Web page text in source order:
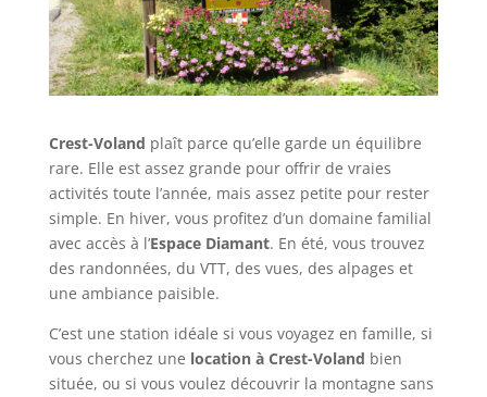
Crest-Voland plaît parce qu’elle garde un équilibre
rare. Elle est assez grande pour offrir de vraies
activités toute l’année, mais assez petite pour rester
simple. En hiver, vous profitez d’un domaine familial
avec accès à l’Espace Diamant. En été, vous trouvez
des randonnées, du VTT, des vues, des alpages et
une ambiance paisible.
C’est une station idéale si vous voyagez en famille, si
vous cherchez une location à Crest-Voland bien
située, ou si vous voulez découvrir la montagne sans